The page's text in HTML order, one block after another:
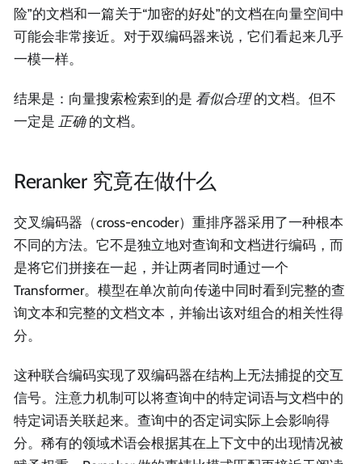
险”的文档和一篇关于“加密的好处”的文档在向量空间中
可能会非常接近。对于双编码器来说，它们看起来几乎
一模一样。
结果是：向量搜索检索到的是 看似合理的文档。但不
一定是 正确的文档。
Reranker 究竟在做什么
交叉编码器（cross-encoder）重排序器采用了一种根本
不同的方法。它不是独立地对查询和文档进行编码，而
是将它们拼接在一起，并让两者同时通过一个
Transformer。模型在单次前向传递中同时看到完整的查
询文本和完整的文档文本，并输出该对组合的相关性得
分。
这种联合编码实现了双编码器在结构上无法捕捉的交互
信号。注意力机制可以将查询中的特定词语与文档中的
特定词语关联起来。查询中的否定词实际上会影响得
分。稀有的领域术语会根据其在上下文中的出现情况被